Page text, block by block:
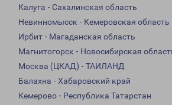
Калуга - Сахалинская область
Невинномысск - Кемеровская область
Ирбит - Магаданская область
Магнитогорск - Новосибирская
Москва (ЦКАД) - ТАИЛАНД
Балахна - Хабаровский край
Кемерово - Республика Татарстан